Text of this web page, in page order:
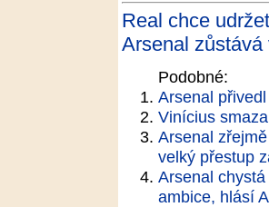
Real chce
Arsenal
Podobné:
Arsenal
Vinícius
Arsenal
velký přestup
Arsenal
ambice, hlásí